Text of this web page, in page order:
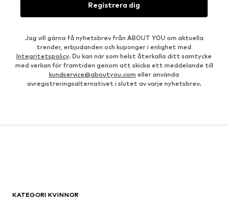
Registrera dig
Jag vill gärna få nyhetsbrev från ABOUT YOU om aktuella
trender, erbjudanden och kuponger i enlighet med
Integritetspolicy. Du kan när som helst återkalla ditt samtycke
med verkan för framtiden genom att skicka ett meddelande till
kundservice@aboutyou.com eller använda
avregistreringsalternativet i slutet av varje nyhetsbrev.
KATEGORI KVINNOR